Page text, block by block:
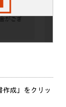
成」をクリッ